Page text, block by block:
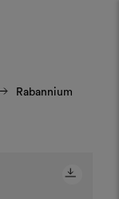
Rabannium